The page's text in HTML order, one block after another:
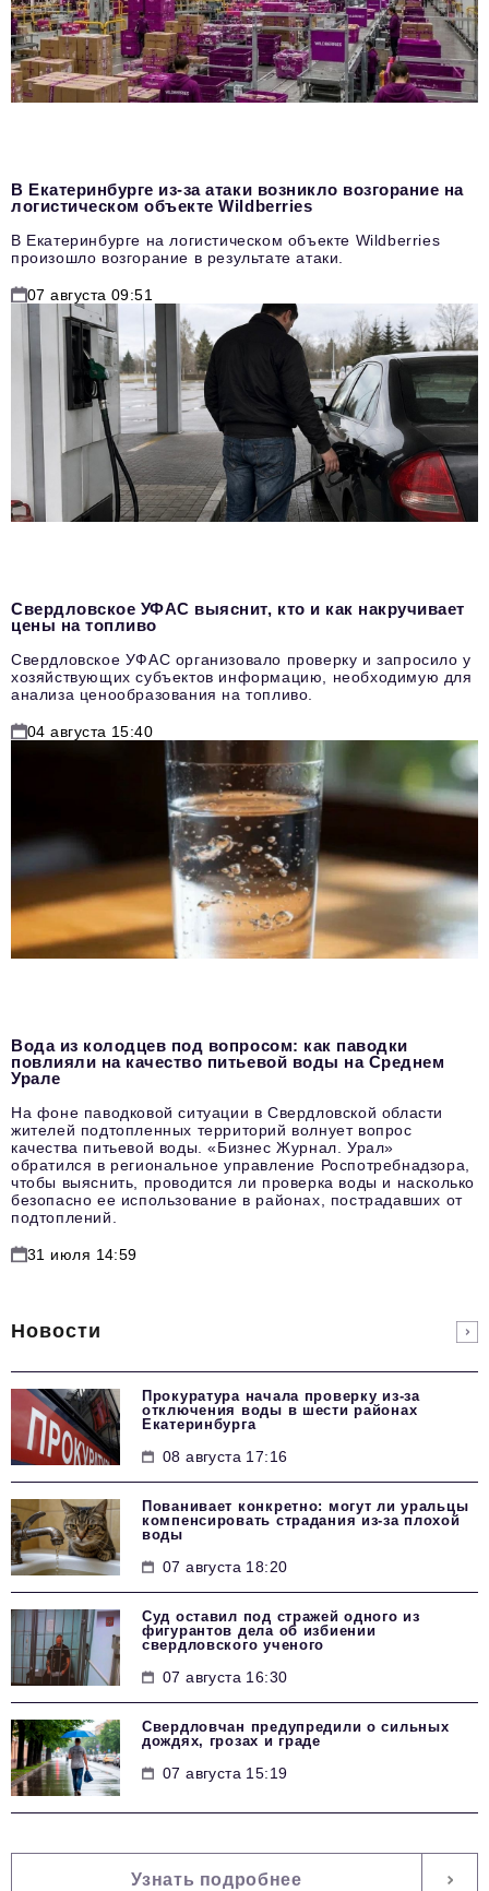
В Екатеринбурге из-за атаки возникло возгорание на
логистическом объекте Wildberries
В Екатеринбурге на логистическом объекте Wildberries
произошло возгорание в результате атаки.
07 августа 09:51
Свердловское УФАС выяснит, кто и как накручивает
цены на топливо
Свердловское УФАС организовало проверку и запросило у
хозяйствующих субъектов информацию, необходимую для
анализа ценообразования на топливо.
04 августа 15:40
Вода из колодцев под вопросом: как паводки
повлияли на качество питьевой воды на Среднем
Урале
На фоне паводковой ситуации в Свердловской области
жителей подтопленных территорий волнует вопрос
качества питьевой воды. «Бизнес Журнал. Урал»
обратился в региональное управление Роспотребнадзора,
чтобы выяснить, проводится ли проверка воды и насколько
безопасно ее использование в районах, пострадавших от
подтоплений.
31 июля 14:59
Новости
Прокуратура начала проверку из-за
отключения воды в шести районах
Екатеринбурга
08 августа 17:16
Пованивает конкретно: могут ли уральцы
компенсировать страдания из-за плохой
воды
07 августа 18:20
Суд оставил под стражей одного из
фигурантов дела об избиении
свердловского ученого
07 августа 16:30
Свердловчан предупредили о сильных
дождях, грозах и граде
07 августа 15:19
Узнать подробнее